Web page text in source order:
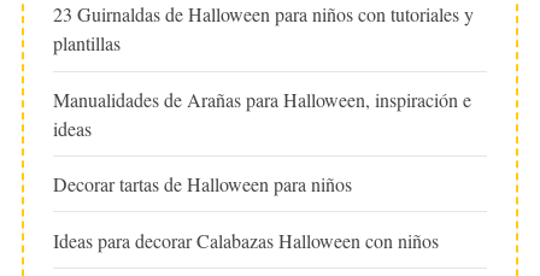
23 Guirnaldas de Halloween para niños con tutoriales y
plantillas
Manualidades de Arañas para Halloween, inspiración e
ideas
Decorar tartas de Halloween para niños
Ideas para decorar Calabazas Halloween con niños